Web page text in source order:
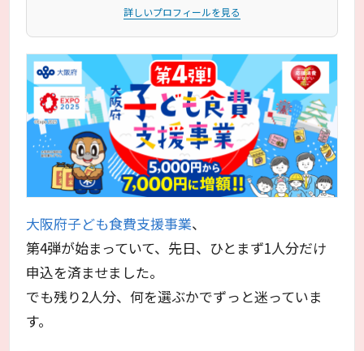
詳しいプロフィールを見る
大阪府子ども食費支援事業、
第4弾が始まっていて、先日、ひとまず1人分だけ
申込を済ませました。
でも残り2人分、何を選ぶかでずっと迷っていま
す。